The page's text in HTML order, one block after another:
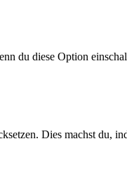
du diese Option
Dies machst du,